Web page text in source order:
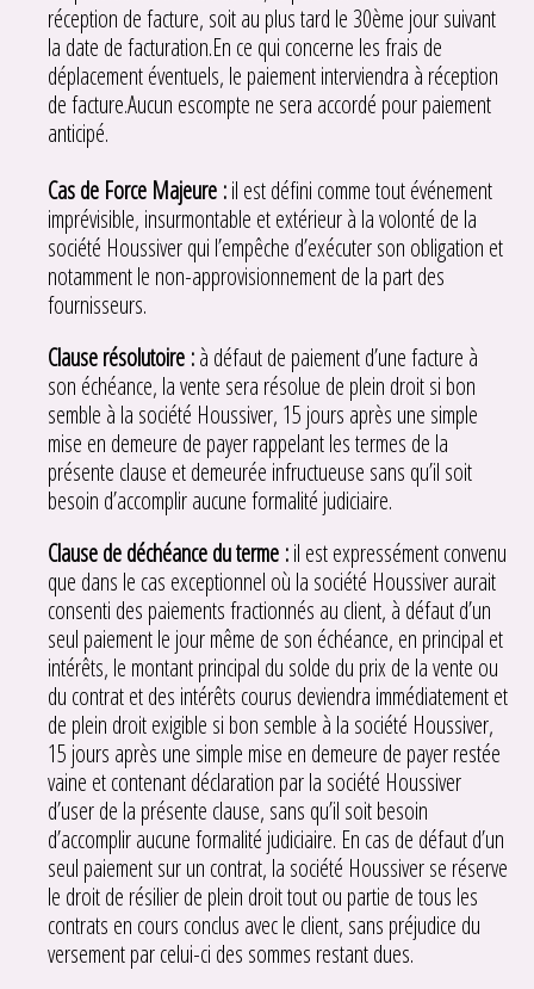
réception de facture, soit au plus tard le 30ème jour suivant
la date de facturation.En ce qui concerne les frais de
déplacement éventuels, le paiement interviendra à réception
de facture.Aucun escompte ne sera accordé pour paiement
anticipé.
Cas de Force Majeure :il est défini comme tout événement
imprévisible, insurmontable et extérieur à la volonté de la
société Houssiver qui l’empêche d’exécuter son obligation et
notamment le non-approvisionnement de la part des
fournisseurs.
Clause résolutoire :à défaut de paiement d’une facture à
son échéance, la vente sera résolue de plein droit si bon
semble à la société Houssiver, 15 jours après une simple
mise en demeure de payer rappelant les termes de la
présente clause et demeurée infructueuse sans qu’il soit
besoin d’accomplir aucune formalité judiciaire.
Clause de déchéance du terme :il est expressément convenu
que dans le cas exceptionnel où la société Houssiver aurait
consenti des paiements fractionnés au client, à défaut d’un
seul paiement le jour même de son échéance, en principal et
intérêts, le montant principal du solde du prix de la vente ou
du contrat et des intérêts courus deviendra immédiatement et
de plein droit exigible si bon semble à la société Houssiver,
15 jours après une simple mise en demeure de payer restée
vaine et contenant déclaration par la société Houssiver
d’user de la présente clause, sans qu’il soit besoin
d’accomplir aucune formalité judiciaire. En cas de défaut d’un
seul paiement sur un contrat, la société Houssiver se réserve
le droit de résilier de plein droit tout ou partie de tous les
contrats en cours conclus avec le client, sans préjudice du
versement par celui-ci des sommes restant dues.